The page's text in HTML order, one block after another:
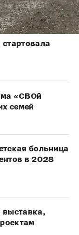
«СВОй
семей
больница
в 2028
выставка,